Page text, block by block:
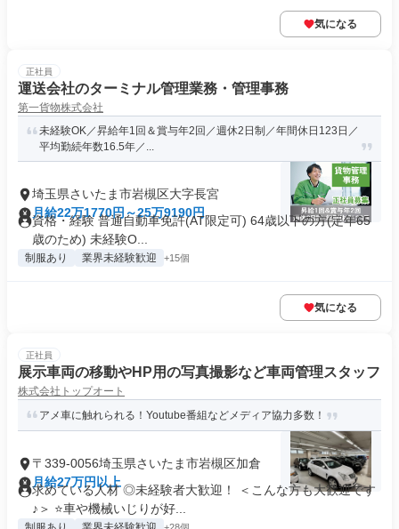
気になる
正社員
運送会社のターミナル管理業務・管理事務
第一貨物株式会社
未経験OK／昇給年1回＆賞与年2回／週休2日制／年間休日123日／
平均勤続年数16.5年／...
埼玉県さいたま市岩槻区大字長宮
月給22万1770円～25万9190円
資格・経験 普通自動車免許(AT限定可) 64歳以下の方(定年65
歳のため) 未経験O...
制服あり 業界未経験歓迎 +15個
気になる
正社員
展示車両の移動やHP用の写真撮影など車両管理スタッフ
株式会社トップオート
アメ車に触れられる！Youtube番組などメディア協力多数！
〒339-0056埼玉県さいたま市岩槻区加倉
月給27万円以上
求めている人材 ◎未経験者大歓迎！ ＜こんな方も大歓迎です
♪＞ ⭐車や機械いじりが好...